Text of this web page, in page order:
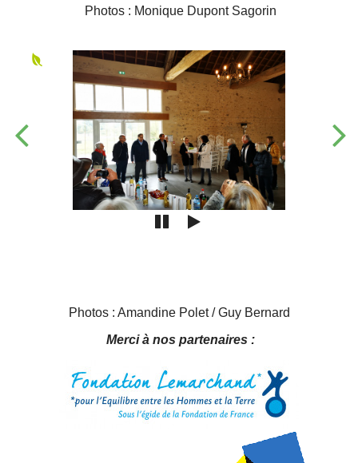
Photos : Monique Dupont Sagorin
Photos : Amandine Polet / Guy Bernard
Merci à nos partenaires :